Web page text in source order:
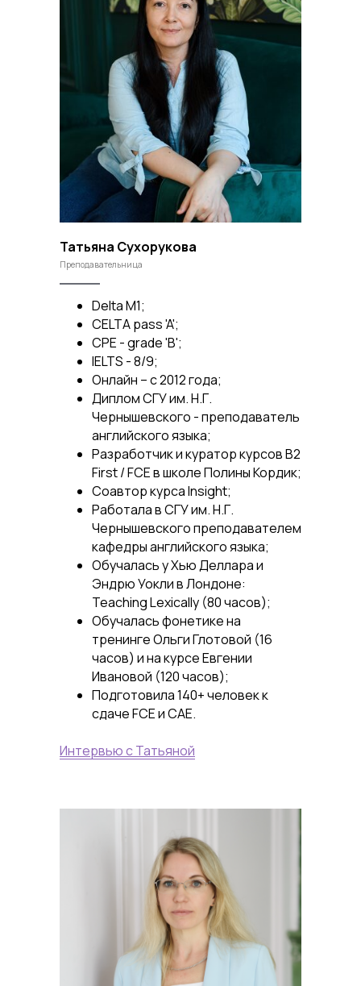
Татьяна Сухорукова
Преподавательница
Delta M1;
CELTA pass 'A';
CPE - grade 'B';
IELTS - 8/9;
Онлайн – с 2012 года;
Диплом СГУ им. Н.Г.
Чернышевского - преподаватель
английского языка;
Разработчик и куратор курсов B2
First / FCE в школе Полины Кордик;
Соавтор курса Insight;
Работала в СГУ им. Н.Г.
Чернышевского преподавателем
кафедры английского языка;
Обучалась у Хью Деллара и
Эндрю Уокли в Лондоне:
Teaching Lexically (80 часов);
Обучалась фонетике на
тренинге Ольги Глотовой (16
часов) и на курсе Евгении
Ивановой (120 часов);
Подготовила 140+ человек к
сдаче FCE и CAE.
Интервью с Татьяной